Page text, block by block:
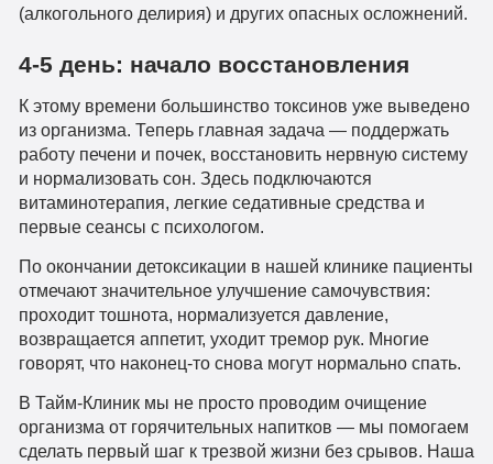
(алкогольного делирия) и других опасных осложнений.
4-5 день: начало восстановления
К этому времени большинство токсинов уже выведено
из организма. Теперь главная задача — поддержать
работу печени и почек, восстановить нервную систему
и нормализовать сон. Здесь подключаются
витаминотерапия, легкие седативные средства и
первые сеансы с психологом.
По окончании детоксикации в нашей клинике пациенты
отмечают значительное улучшение самочувствия:
проходит тошнота, нормализуется давление,
возвращается аппетит, уходит тремор рук. Многие
говорят, что наконец-то снова могут нормально спать.
В Тайм-Клиник мы не просто проводим очищение
организма от горячительных напитков — мы помогаем
сделать первый шаг к трезвой жизни без срывов. Наша